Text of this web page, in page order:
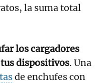
la suma total
los cargadores
dispositivos. Una
de enchufes con